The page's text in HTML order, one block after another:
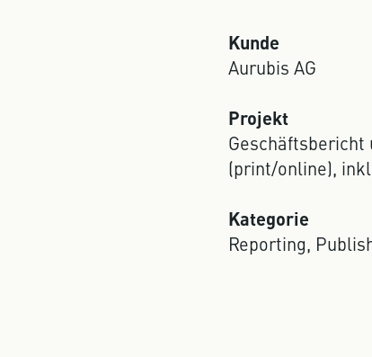
Kunde
Aurubis AG
Projekt
Geschäftsbericht
(print/online),
Kategorie
Reporting,